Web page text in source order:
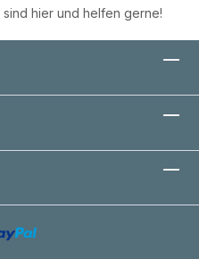
hier und helfen gerne!